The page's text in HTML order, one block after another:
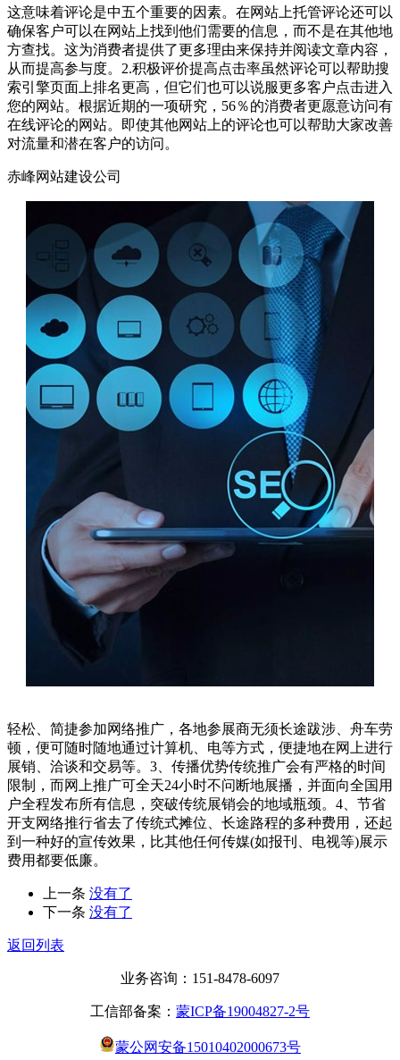
这意味着评论是中五个重要的因素。在网站上托管评论还可以
确保客户可以在网站上找到他们需要的信息，而不是在其他地
方查找。这为消费者提供了更多理由来保持并阅读文章内容，
从而提高参与度。2.积极评价提高点击率虽然评论可以帮助搜
索引擎页面上排名更高，但它们也可以说服更多客户点击进入
您的网站。根据近期的一项研究，56％的消费者更愿意访问有
在线评论的网站。即使其他网站上的评论也可以帮助大家改善
对流量和潜在客户的访问。
赤峰网站建设公司
轻松、简捷参加网络推广，各地参展商无须长途跋涉、舟车劳
顿，便可随时随地通过计算机、电等方式，便捷地在网上进行
展销、洽谈和交易等。3、传播优势传统推广会有严格的时间
限制，而网上推广可全天24小时不问断地展播，并面向全国用
户全程发布所有信息，突破传统展销会的地域瓶颈。4、节省
开支网络推行省去了传统式摊位、长途路程的多种费用，还起
到一种好的宣传效果，比其他任何传媒(如报刊、电视等)展示
费用都要低廉。
上一条 没有了
下一条 没有了
返回列表
业务咨询：151-8478-6097
工信部备案： 蒙ICP备19004827-2号
蒙公网安备15010402000673号